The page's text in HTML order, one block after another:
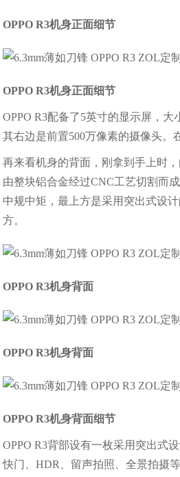
OPPO R3机身正面细节
OPPO R3机身正面细节
OPPO R3配备了5英寸的显示屏，
其右边是前置500万像素的摄像头。
再来看机身的背面，刚拿到手上时
由整块铝合金经过CNC工艺切割而
中规中矩，最上方是采用突出式设
方。
OPPO R3机身背面
OPPO R3机身背面
OPPO R3机身背面细节
OPPO R3背部设有一枚采用突出式
快门、HDR、留声拍照、全景拍摄